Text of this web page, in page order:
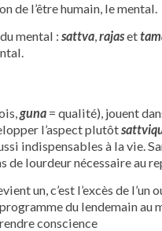
de l’être humain, le mental.
mental :sattva,rajaset
guna = qualité), jouent
l’aspect plutôt
indispensables à la vie.
de lourdeur nécessaire au
un, c’est l’excès de l’un
du lendemain au
conscience